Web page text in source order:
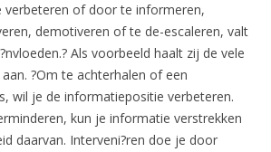
of door te informeren,
demotiveren of te de-escaleren, valt
Als voorbeeld haalt zij de vele
?Om te achterhalen of een
wil je de informatiepositie verbeteren.
kun je informatie verstrekken
daarvan. Interveni?ren doe je door